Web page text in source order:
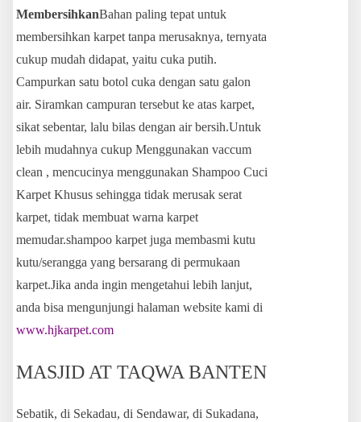
MembersihkanBahan paling tepat untuk
membersihkan karpet tanpa merusaknya, ternyata
cukup mudah didapat, yaitu cuka putih.
Campurkan satu botol cuka dengan satu galon
air. Siramkan campuran tersebut ke atas karpet,
sikat sebentar, lalu bilas dengan air bersih.Untuk
lebih mudahnya cukup Menggunakan vaccum
clean , mencucinya menggunakan Shampoo Cuci
Karpet Khusus sehingga tidak merusak serat
karpet, tidak membuat warna karpet
memudar.shampoo karpet juga membasmi kutu
kutu/serangga yang bersarang di permukaan
karpet.Jika anda ingin mengetahui lebih lanjut,
anda bisa mengunjungi halaman website kami di
www.hjkarpet.com
MASJID AT TAQWA BANTEN
Sebatik, di Sekadau, di Sendawar, di Sukadana,